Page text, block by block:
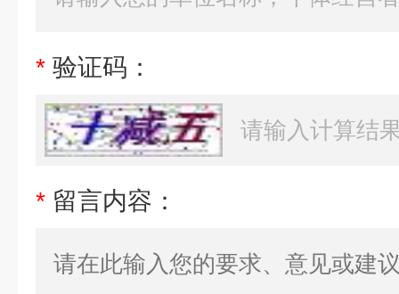
* 验证码：
* 留言内容：